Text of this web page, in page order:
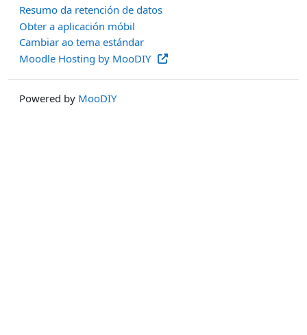
Resumo da retención de datos
Obter a aplicación móbil
Cambiar ao tema estándar
Moodle Hosting by MooDIY
Powered by MooDIY